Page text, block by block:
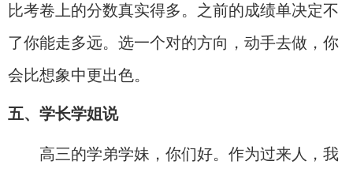
比考卷上的分数真实得多。之前的成绩单决定不
了你能走多远。选一个对的方向，动手去做，你
会比想象中更出色。
五、学长学姐说
高三的学弟学妹，你们好。作为过来人，我